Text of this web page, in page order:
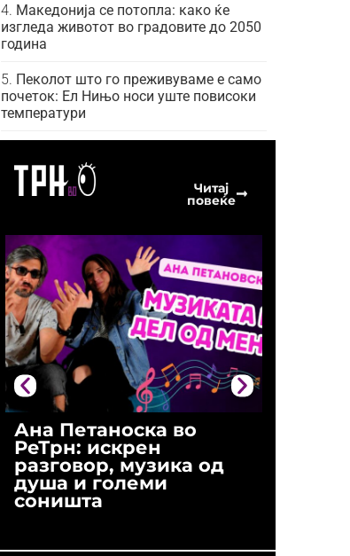
Македонија се потопла: како ќе
изгледа животот во градовите до 2050
година
Пеколот што го преживуваме е само
почеток: Ел Нињо носи уште повисоки
температури
Читај
повеќе
Ана Петаноска во
РеТрн: искрен
разговор, музика од
душа и големи
соништа